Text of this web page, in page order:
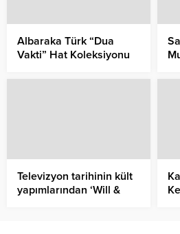
Albaraka Türk “Dua
Vakti” Hat Koleksiyonu
Televizyon tarihinin kült
yapımlarından ‘Will &